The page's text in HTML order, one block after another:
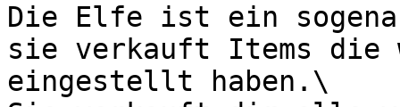
Die Elfe ist ein
sie verkauft Items die
eingestellt haben.\